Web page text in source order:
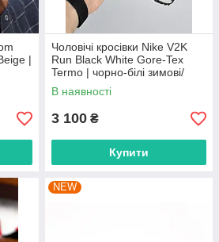
|
Чоловічі кросівки Nike V2K
Run Black White Gore-Tex
Termo | чорно-білі зимові/
термо, розміри 41–45
В наявності
3 100 ₴
Купити
NEW